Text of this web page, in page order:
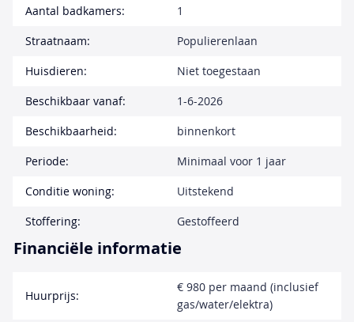
Aantal badkamers:
1
Straatnaam:
Populierenlaan
Huisdieren:
Niet toegestaan
Beschikbaar vanaf:
1-6-2026
Beschikbaarheid:
binnenkort
Periode:
Minimaal voor 1 jaar
Conditie woning:
Uitstekend
Stoffering:
Gestoffeerd
Financiële informatie
Huurprijs:
€ 980 per maand (inclusief
gas/water/elektra)